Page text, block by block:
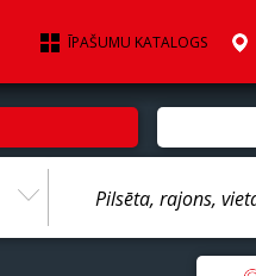
ĪPAŠUMU KATALOGS